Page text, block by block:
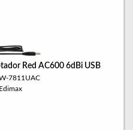
Red AC600 6dBi USB
7811UAC